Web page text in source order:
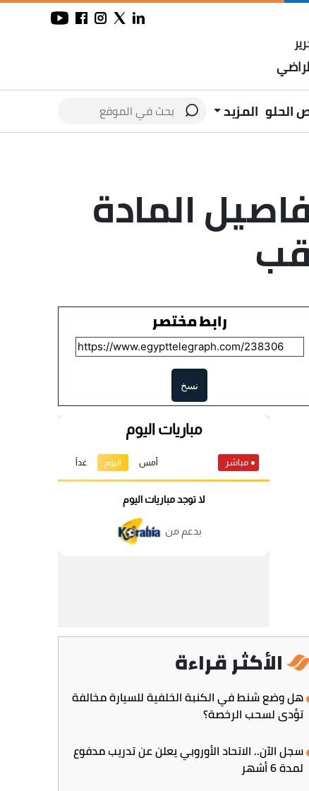
الحلو المزيد
المادة
رابط مختصر
نسخ
الأكثر قراءة
هل وضع شنط في الكنبة الخلفية للسيارة مخالفة
تؤدي لسحب الرخصة؟
سجل الآن.. الاتحاد الأوروبي يعلن عن تدريب مدفوع
لمدة 6 أشهر